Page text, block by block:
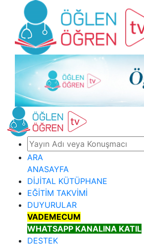
ARA
ANASAYFA
DİJİTAL KÜTÜPHANE
EĞİTİM TAKVİMİ
DUYURULAR
VADEMECUM
WHATSAPP KANALINA KATIL
DESTEK